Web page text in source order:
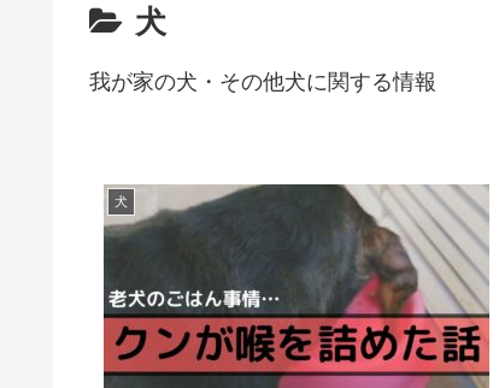
犬
我が家の犬・その他犬に関する情報
犬